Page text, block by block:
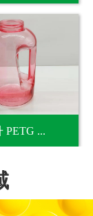
PETG ...